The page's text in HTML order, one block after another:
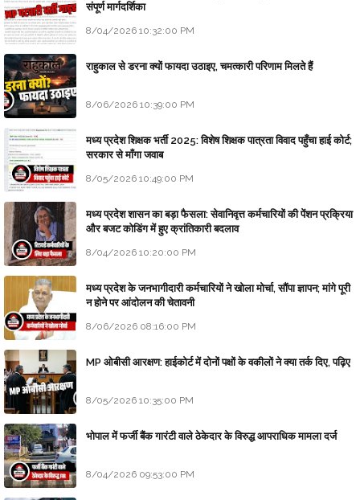
संपूर्ण मार्गदर्शिका
8/04/2026 10:32:00 PM
राहुकाल से डरना क्यों फायदा उठाइए, चमत्कारी परिणाम मिलते हैं
8/06/2026 10:39:00 PM
मध्य प्रदेश शिक्षक भर्ती 2025: विशेष शिक्षक पात्रता विवाद पहुँचा हाई कोर्ट;
सरकार से माँगा जवाब
8/05/2026 10:49:00 PM
मध्य प्रदेश शासन का बड़ा फैसला: सेवानिवृत्त कर्मचारियों की पेंशन प्रक्रिया
और बजट कोडिंग में हुए क्रांतिकारी बदलाव
8/04/2026 10:20:00 PM
मध्य प्रदेश के जनभागीदारी कर्मचारियों ने खोला मोर्चा, सौंपा ज्ञापन; मांगे पूरी
न होने पर आंदोलन की चेतावनी
8/06/2026 08:16:00 PM
MP ओबीसी आरक्षण: हाईकोर्ट में दोनों पक्षों के वकीलों ने क्या तर्क दिए, पढ़िए
8/05/2026 10:35:00 PM
भोपाल में फर्जी बैंक गारंटी वाले ठेकेदार के विरुद्ध आपराधिक मामला दर्ज
8/04/2026 09:53:00 PM